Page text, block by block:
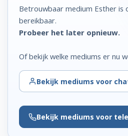
Betrouwbaar medium Esther
bereikbaar.
Probeer het later opnieuw.
Of bekijk welke mediums er nu
Bekijk mediums voor
Bekijk mediums voor